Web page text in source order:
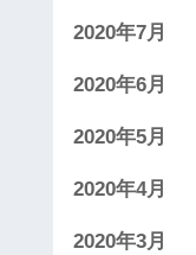
2020年7月
2020年6月
2020年5月
2020年4月
2020年3月